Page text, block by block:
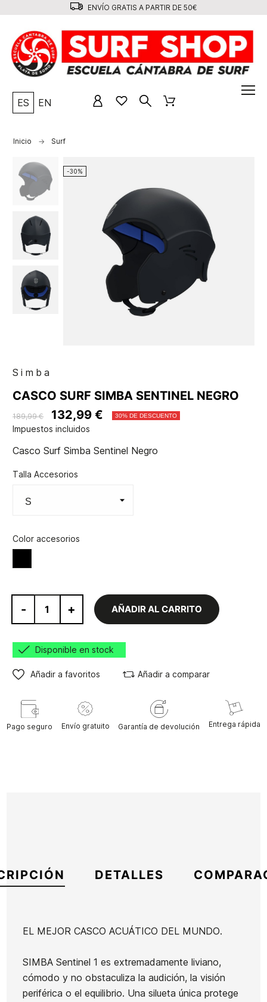
ENVÍO GRATIS A PARTIR DE 50€
ES EN
Inicio Surf
-30%
Simba
CASCO SURF SIMBA SENTINEL NEGRO
189,99 € 132,99 € 30% DE DESCUENTO
Impuestos incluidos
Casco Surf Simba Sentinel Negro
Talla Accesorios
Color accesorios
- + AÑADIR AL CARRITO
Disponible en stock
Añadir a favoritos Añadir a comparar
Pago seguro Envío gratuito Garantía de devolución Entrega rápida
DETALLES
EL MEJOR CASCO ACUÁTICO DEL MUNDO.
SIMBA Sentinel 1 es extremadamente liviano,
cómodo y no obstaculiza la audición, la visión
periférica o el equilibrio. Una silueta única protege
Marca Simba
ReferenciaOE-ACCSX47616
En stock 6 Artículos